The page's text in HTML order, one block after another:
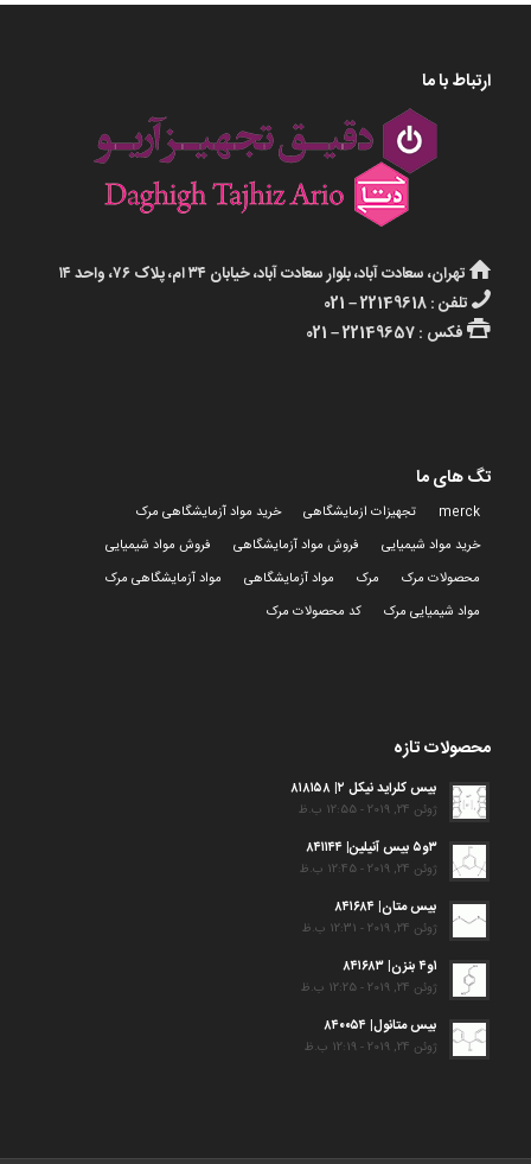
ارتباط با ما
تهران، سعادت آباد، بلوار سعادت آباد، خیابان ۳۴ ام، پلاک ۷۶، واحد ۱۴
تلفن : 22149618 – 021
فکس : 22149657 – 021
تگ های ما
merck تجهیزات ازمایشگاهی
خرید مواد آزمایشگاهی مرک
خرید مواد شیمیایی
فروش مواد آزمایشگاهی
فروش مواد شیمیایی
محصولات مرک
مرک مواد آزمایشگاهی
مواد آزمایشگاهی مرک
مواد شیمیایی مرک
کد محصولات مرک
محصولات تازه
بیس کلراید نیکل ۲| ۸۱۸۱۵۸
ژوئن 24, 2019 - 12:55 ب.ظ
۳و۵ بیس آنیلین| ۸۴۱۱۴۴
ژوئن 24, 2019 - 12:45 ب.ظ
بیس متان| ۸۴۱۶۸۴
ژوئن 24, 2019 - 12:31 ب.ظ
۱و۴ بنزن| ۸۴۱۶۸۳
ژوئن 24, 2019 - 12:25 ب.ظ
بیس متانول| ۸۴۰۰۵۴
ژوئن 24, 2019 - 12:19 ب.ظ